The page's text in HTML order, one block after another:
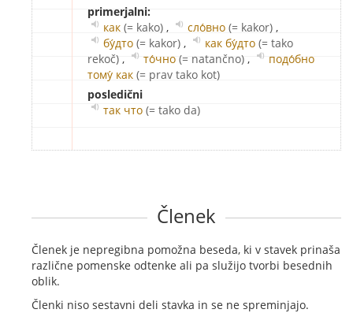
primerjalni:
как (= kako) , сло́вно (= kakor) ,
бу́дто (= kakor) , как бу́дто (= tako
rekoč) , то́чно (= natančno) ,
подо́бно
тому́ как (= prav tako kot)
posledični
так что (= tako da)
Členek
Členek je nepregibna pomožna beseda, ki v stavek prinaša
različne pomenske odtenke ali pa služijo tvorbi besednih
oblik.
Členki niso sestavni deli stavka in se ne spreminjajo.